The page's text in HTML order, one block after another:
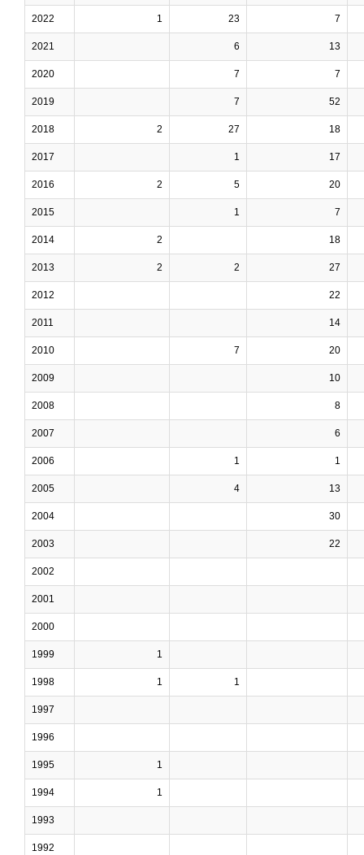
2022 1 23 7
2021 6 13
2020 7 7
2019 7 52
2018 2 27 18
2017 1 17
2016 2 5 20
2015 1 7
2014 2 18
2013 2 2 27
2012 22
2011 14
2010 7 20
2009 10
2008 8
2007 6
2006 1 1
2005 4 13
2004 30
2003 22
2002
2001
2000
1999 1
1998 1 1
1997
1996
1995 1
1994 1
1993
1992